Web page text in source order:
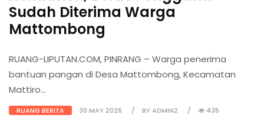
Sudah Diterima Warga
Mattombong
RUANG-LIPUTAN.COM, PINRANG – Warga penerima
bantuan pangan di Desa Mattombong, Kecamatan
Mattiro...
RUANG BERITA 30 MAY 2026 BY ADMIN2 435